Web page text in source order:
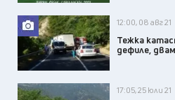
12:00, 08 авг 21
Тежка
дефиле,
17:05, 25 юли 21